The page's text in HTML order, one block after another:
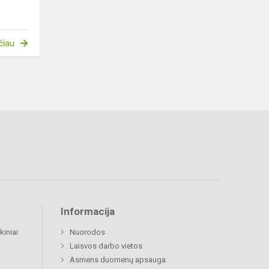
Informacija
Nuorodos
Laisvos darbo vietos
Asmens duomenų apsauga